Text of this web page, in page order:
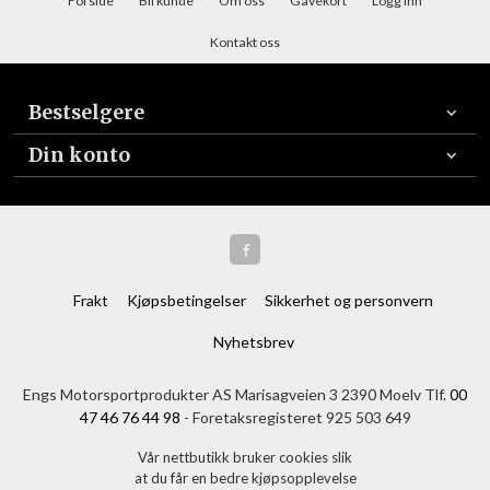
Kontakt oss
Bestselgere
Din konto
Frakt Kjøpsbetingelser Sikkerhet og personvern
Nyhetsbrev
Engs Motorsportprodukter AS Marisagveien 3 2390 Moelv Tlf.00
47 46 76 44 98 - Foretaksregisteret 925 503 649
Vår nettbutikk bruker cookies slik
at du får en bedre kjøpsopplevelse